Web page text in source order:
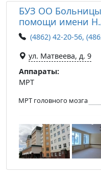
БУЗ ОО
помощи имени
(4862) 42-20-56,
ул. Матвеева, д. 9
Аппараты:
МРТ
МРТ головного мозга